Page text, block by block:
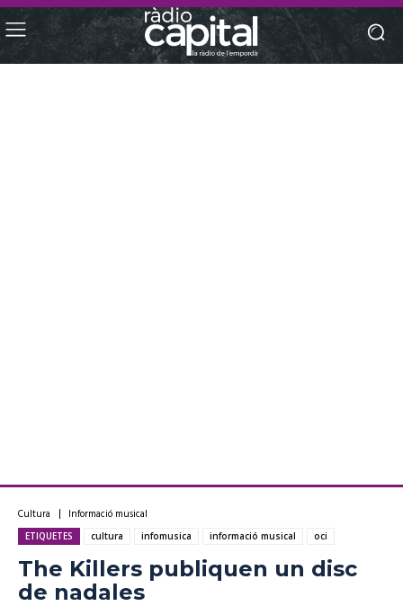
Cultura Informació musical
ETIQUETES cultura infomusica informació musical oci
The Killers publiquen un disc
de nadales